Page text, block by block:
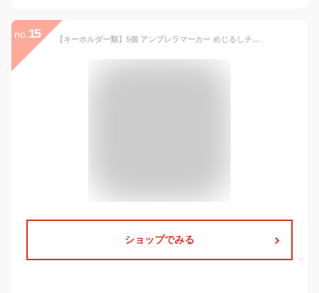
no. 15 【キーホルダー類】5個 アンブレラマーカー めじるしチャーム めじるしアクセサリー パーツ カニカン付き 目印 ボトルマーカー 傘マーク シリコンリング UVレジン 手芸 クラフト《選べる2色》 GK
ショップでみる